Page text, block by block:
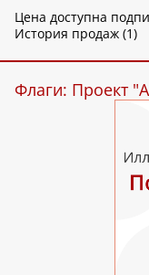
Цена доступна
История продаж (1)
Флаги: Проект